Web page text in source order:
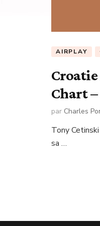
AIRPLAY
Chart –
par Charles
Tony
sa …